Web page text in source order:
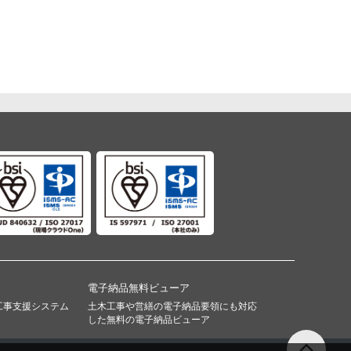
支援システム
電子納品無料ビューア
土木工事や営繕の電子納品要領にも対応
した無料の電子納品ビューア